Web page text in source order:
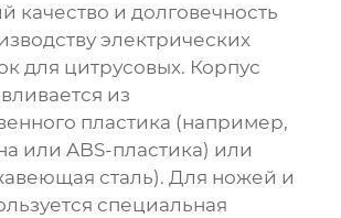
и долговечность
электрических
для цитрусовых. Корпус
из
пластика (например,
или ABS-пластика) или
сталь). Для ножей и
специальная